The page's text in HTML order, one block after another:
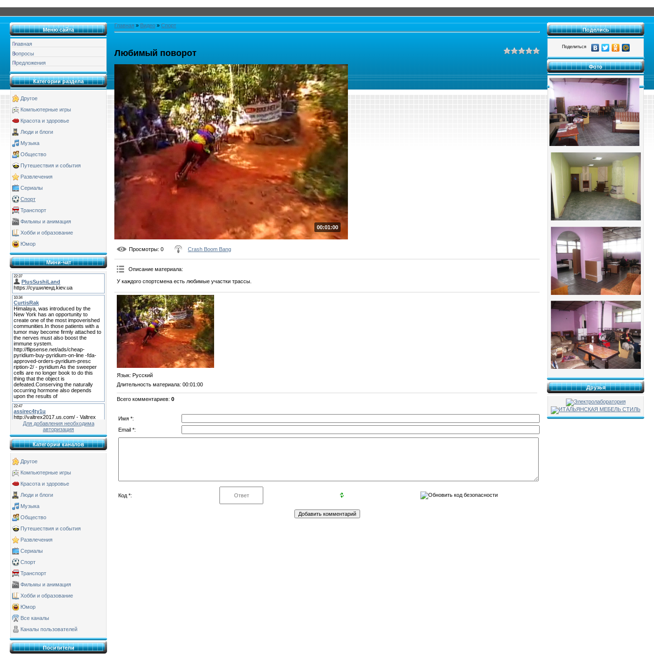
Меню сайта
Главная
Вопросы
Предложения
Категории раздела
Другое
Компьютерные игры
Красота и здоровье
Люди и блоги
Музыка
Общество
Путешествия и события
Развлечения
Сериалы
Спорт
Транспорт
Фильмы и анимация
Хобби и образование
Юмор
Мини-чат
Для добавления необходима
авторизация
Категории каналов
Другое
Компьютерные игры
Красота и здоровье
Люди и блоги
Музыка
Общество
Путешествия и события
Развлечения
Сериалы
Спорт
Транспорт
Фильмы и анимация
Хобби и образование
Юмор
Все каналы
Каналы пользователей
Поситители
Главная » Видео » Спорт
Любимый поворот
00:01:00
Просмотры: 0 Crash Boom Bang
Описание материала:
У каждого спортсмена есть любимые участки трассы.
Язык: Русский
Длительность материала: 00:01:00
Всего комментариев: 0
Имя *:
Email *:
Код *:
Поделись
Поделиться
Фото
Друзья